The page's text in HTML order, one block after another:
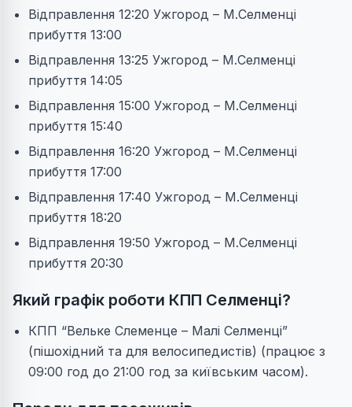
Відправлення 12:20 Ужгород – М.Селменці
прибуття 13:00
Відправлення 13:25 Ужгород – М.Селменці
прибуття 14:05
Відправлення 15:00 Ужгород – М.Селменці
прибуття 15:40
Відправлення 16:20 Ужгород – М.Селменці
прибуття 17:00
Відправлення 17:40 Ужгород – М.Селменці
прибуття 18:20
Відправлення 19:50 Ужгород – М.Селменці
прибуття 20:30
Який графік роботи КПП Селменці?
КПП “Вельке Слеменце – Малі Селменці”
(пішохідний та для велосипедистів) (працює з
09:00 год до 21:00 год за київським часом).